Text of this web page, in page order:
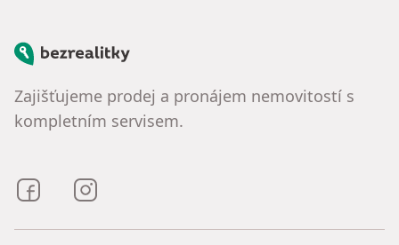
Bezrealitky
Zajišťujeme prodej a pronájem nemovitostí s
kompletním servisem.
Bezrealitky na Facebooku